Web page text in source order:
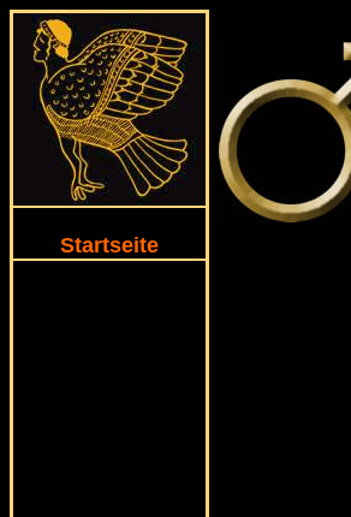
Startseite